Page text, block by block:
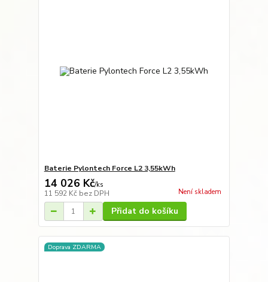
Baterie Pylontech Force L2 3,55kWh
14 026 Kč/ks
11 592 Kč bez DPH Není skladem
Přidat do košíku
Doprava ZDARMA